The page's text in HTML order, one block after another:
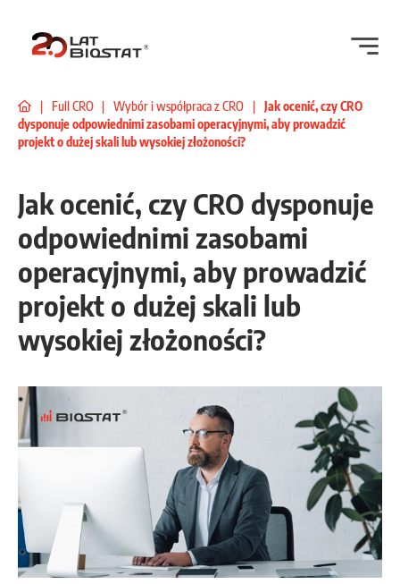
| Full CRO | Wybór i współpraca z CRO | Jak ocenić, czy CRO
dysponuje odpowiednimi zasobami operacyjnymi, aby prowadzić
projekt o dużej skali lub wysokiej złożoności?
Jak ocenić, czy CRO dysponuje
odpowiednimi zasobami
operacyjnymi, aby prowadzić
projekt o dużej skali lub
wysokiej złożoności?